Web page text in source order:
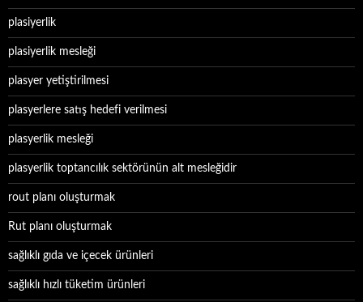
plasiyerlik
plasiyerlik mesleği
plasyer yetiştirilmesi
plasyerlere satış hedefi verilmesi
plasyerlik mesleği
plasyerlik toptancılık sektörünün alt mesleğidir
rout planı oluşturmak
Rut planı oluşturmak
sağlıklı gıda ve içecek ürünleri
sağlıklı hızlı tüketim ürünleri